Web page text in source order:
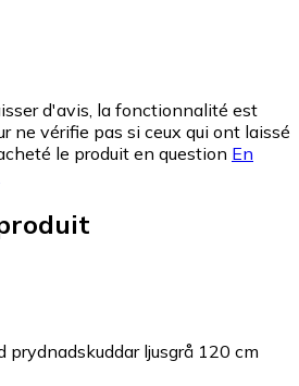
d'avis, la fonctionnalité est
ne vérifie pas si ceux qui ont laissé
le produit en question En
ljusgrå 120 cm